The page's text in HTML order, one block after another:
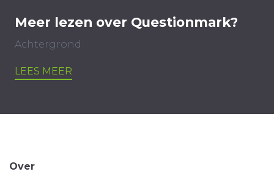
Meer lezen over Questionmark?
Achtergrond
LEES MEER
Over